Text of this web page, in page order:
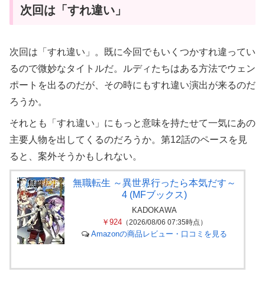
次回は「すれ違い」
次回は「すれ違い」。既に今回でもいくつかすれ違ってい
るので微妙なタイトルだ。ルディたちはある方法でウェン
ポートを出るのだが、その時にもすれ違い演出が来るのだ
ろうか。
それとも「すれ違い」にもっと意味を持たせて一気にあの
主要人物を出してくるのだろうか。第12話のペースを見
ると、案外そうかもしれない。
無職転生 ～異世界行ったら本気だす～
4 (MFブックス)
KADOKAWA
￥924 （2026/08/06 07:35時点）
Amazonの商品レビュー・口コミを見る